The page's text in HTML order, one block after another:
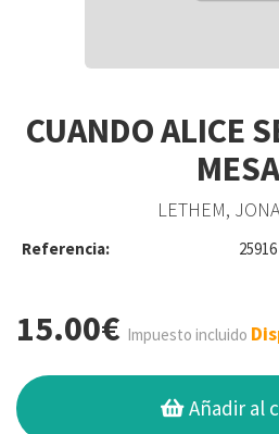
CUANDO ALICE
LETHEM,
Referencia: 25916
15.00€ Impuesto incluido
Añadir al